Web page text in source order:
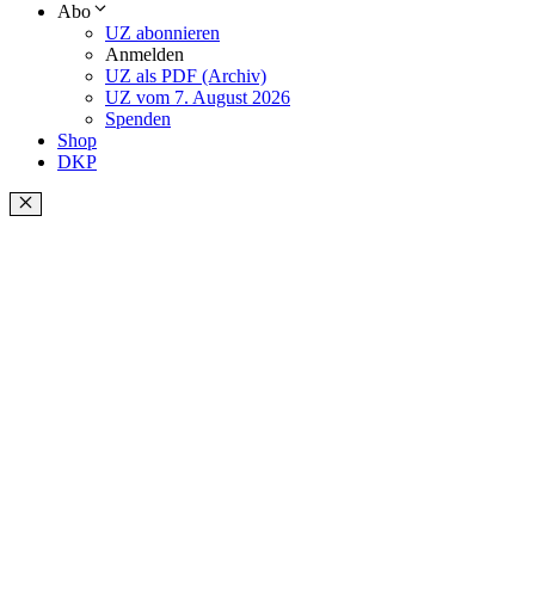
Abo
UZ abonnieren
Anmelden
UZ als PDF (Archiv)
UZ vom 7. August 2026
Spenden
Shop
DKP
Schließen